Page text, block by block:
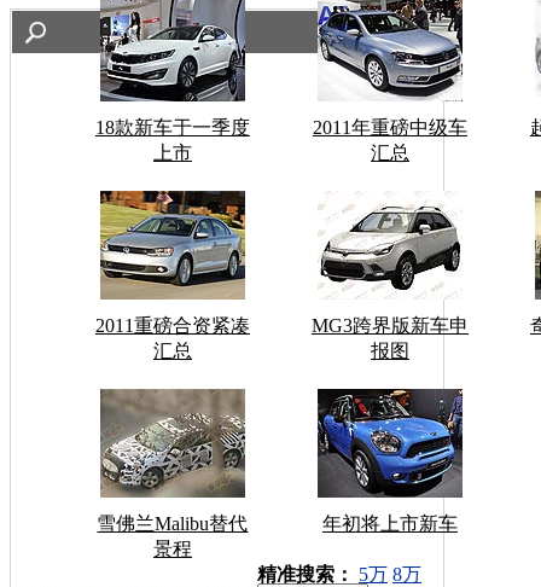
18款新车于一季度
上市
2011年重磅中级车
汇总
2011重磅合资紧凑
汇总
MG3跨界版新车申
报图
雪佛兰Malibu替代
景程
年初将上市新车
车型搜索：
精准搜索： 5万 8万